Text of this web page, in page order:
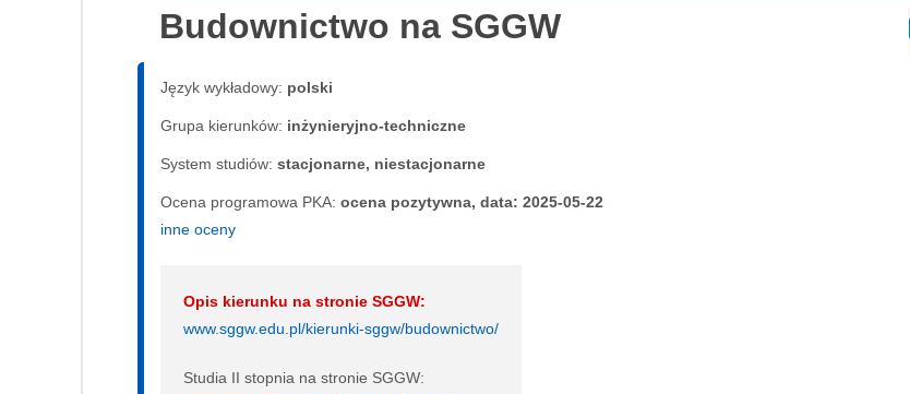
Budownictwo na SGGW
Język wykładowy: polski
Grupa kierunków: inżynieryjno-techniczne
System studiów: sta­cjo­nar­ne, nie­sta­cjo­nar­ne
Ocena programowa PKA: ocena pozytywna, data: 2025-05-22
inne oceny
Opis kierunku na stronie SGGW:
www.sggw.edu.pl/kierunki-sggw/budownictwo/
Studia II stopnia na stronie SGGW: